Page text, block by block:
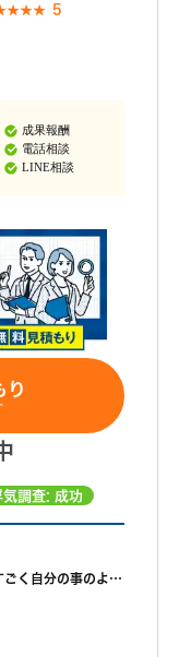
5
成果報酬
電話相談
LINE相談
り
気調査: 成功
く自分の事のよう
。 また、私が自
攻めていると、も
すごく嬉しかった